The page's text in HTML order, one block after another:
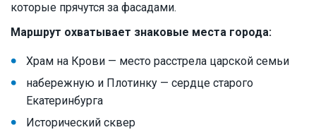
которые прячутся за фасадами.
Маршрут охватывает знаковые места города:
Храм на Крови — место расстрела царской семьи
набережную и Плотинку — сердце старого
Екатеринбурга
Исторический сквер